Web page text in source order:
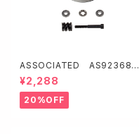
ASSOCIATED AS92368
FT デカップルド・スリッパースラ
ストベアリングリビルドセット【B
74.2】
¥2,288
20%OFF